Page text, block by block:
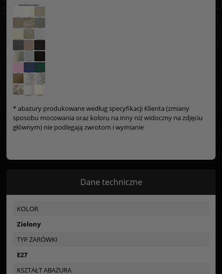
* abażury produkowane według specyfikacji Klienta (zmiany
sposobu mocowania oraz koloru na inny niż widoczny na zdjęciu
głównym) nie podlegają zwrotom i wymianie
Dane techniczne
KOLOR
Zielony
TYP ŻARÓWKI
E27
KSZTAŁT ABAŻURA